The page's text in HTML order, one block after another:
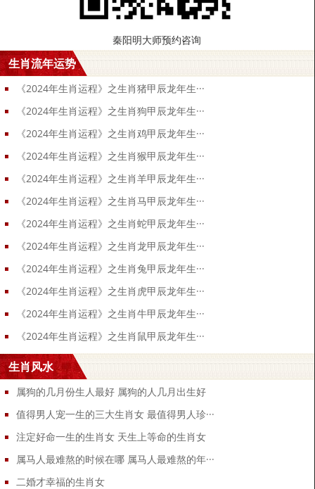
秦阳明大师预约咨询
生肖流年运势
《2024年生肖运程》之生肖猪甲辰龙年生···
《2024年生肖运程》之生肖狗甲辰龙年生···
《2024年生肖运程》之生肖鸡甲辰龙年生···
《2024年生肖运程》之生肖猴甲辰龙年生···
《2024年生肖运程》之生肖羊甲辰龙年生···
《2024年生肖运程》之生肖马甲辰龙年生···
《2024年生肖运程》之生肖蛇甲辰龙年生···
《2024年生肖运程》之生肖龙甲辰龙年生···
《2024年生肖运程》之生肖兔甲辰龙年生···
《2024年生肖运程》之生肖虎甲辰龙年生···
《2024年生肖运程》之生肖牛甲辰龙年生···
《2024年生肖运程》之生肖鼠甲辰龙年生···
生肖风水
属狗的几月份生人最好 属狗的人几月出生好
值得男人宠一生的三大生肖女 最值得男人珍···
注定好命一生的生肖女 天生上等命的生肖女
属马人最难熬的时候在哪 属马人最难熬的年···
二婚才幸福的生肖女